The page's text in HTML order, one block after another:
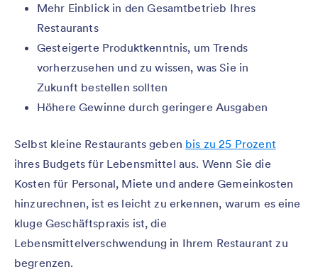
Mehr Einblick in den Gesamtbetrieb Ihres
Restaurants
Gesteigerte Produktkenntnis, um Trends
vorherzusehen und zu wissen, was Sie in
Zukunft bestellen sollten
Höhere Gewinne durch geringere Ausgaben
Selbst kleine Restaurants geben bis zu 25 Prozent
ihres Budgets für Lebensmittel aus. Wenn Sie die
Kosten für Personal, Miete und andere Gemeinkosten
hinzurechnen, ist es leicht zu erkennen, warum es eine
kluge Geschäftspraxis ist, die
Lebensmittelverschwendung in Ihrem Restaurant zu
begrenzen.